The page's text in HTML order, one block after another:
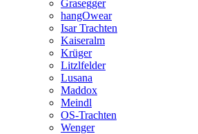
Grasegger
hangOwear
Isar Trachten
Kaiseralm
Krüger
Litzlfelder
Lusana
Maddox
Meindl
OS-Trachten
Wenger